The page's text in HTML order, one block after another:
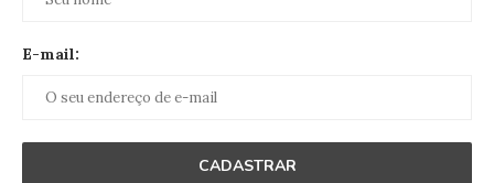
E-mail: